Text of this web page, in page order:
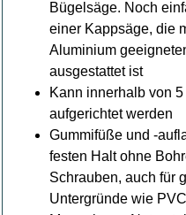
Bügelsäge. Noch
einer Kappsäge, die
Aluminium
ausgestattet ist
Kann innerhalb von
aufgerichtet werden
Gummifüße und -
festen Halt ohne
Schrauben, auch für
Untergründe wie